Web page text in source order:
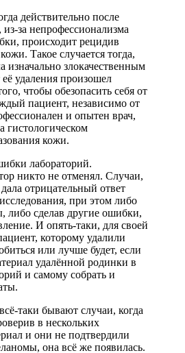
действительно после
за непрофессионализма
происходит рецидив
Такое случается тогда,
изначально злокачественным
удаления произошел
чтобы обезопасить себя от
пациент, независимо от
и опытен врач,
гистологическом
кожи.
лабораторий.
никто не отменял. Случаи,
отрицательный ответ
при этом либо
либо сделав другие ошибки,
И опять-таки, для своей
которому удалили
или лучше будет, если
удалённой родинки в
и самому собрать и
таки бывают случаи, когда
в нескольких
и они не подтвердили
она всё же появилась.